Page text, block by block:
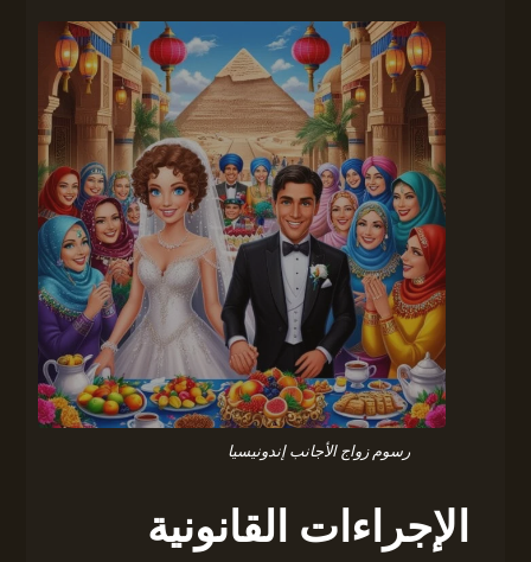
رسوم زواج الأجانب إندونيسيا
الإجراءات القانونية